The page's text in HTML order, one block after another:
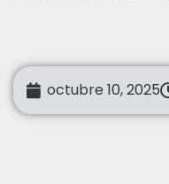
octubre 10, 2025